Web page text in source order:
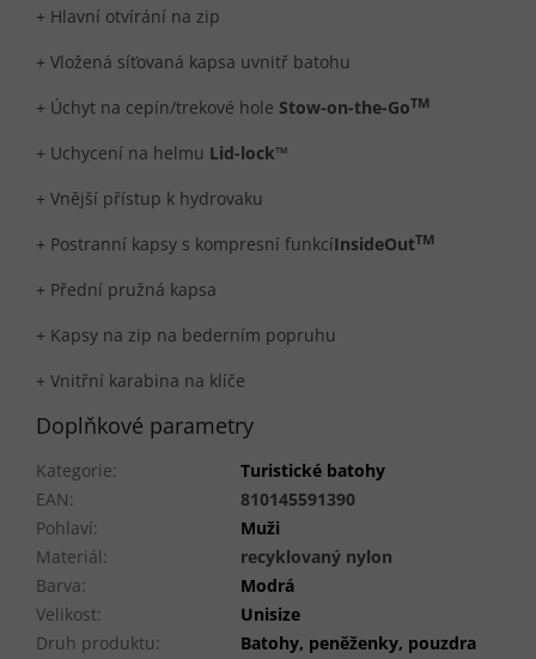
+ Hlavní otvírání na zip
+ Vložená síťovaná kapsa uvnitř batohu
+ Úchyt na cepín/trekové hole Stow-on-the-GoTM
+ Uchycení na helmu Lid-lock™
+ Vnější přístup k hydrovaku
+ Postranní kapsy s kompresní funkcíInsideOutTM
+ Přední pružná kapsa
+ Kapsy na zip na bederním popruhu
+ Vnitřní karabina na klíče
Doplňkové parametry
Kategorie:
Turistické batohy
EAN:
810145591390
Pohlaví:
Muži
Materiál:
recyklovaný nylon
Barva:
Modrá
Velikost:
Unisize
Druh produktu:
Batohy, peněženky, pouzdra